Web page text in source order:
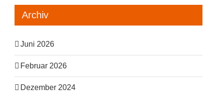
Archiv
Juni 2026
Februar 2026
Dezember 2024